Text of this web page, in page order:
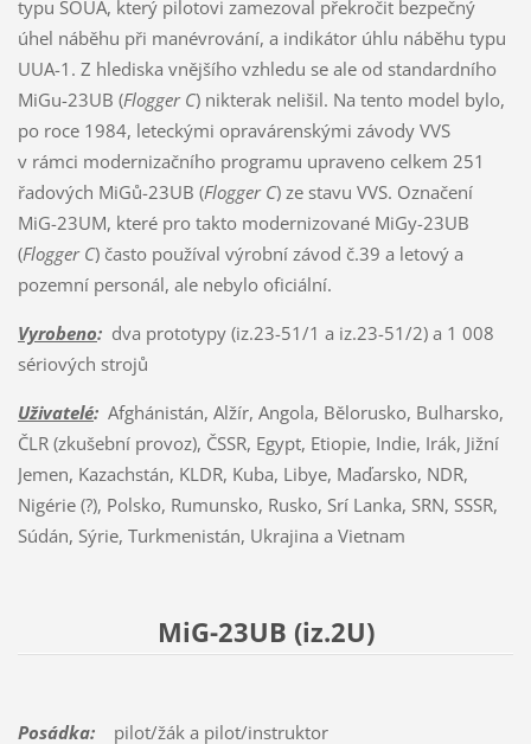
typu SOUA, který pilotovi zamezoval překročit bezpečný
úhel náběhu při manévrování, a indikátor úhlu náběhu typu
UUA-1. Z hlediska vnějšího vzhledu se ale od standardního
MiGu-23UB (Flogger C) nikterak nelišil. Na tento model bylo,
po roce 1984, leteckými opravárenskými závody VVS
v rámci modernizačního programu upraveno celkem 251
řadových MiGů-23UB (Flogger C) ze stavu VVS. Označení
MiG-23UM, které pro takto modernizované MiGy-23UB
(Flogger C) často používal výrobní závod č.39 a letový a
pozemní personál, ale nebylo oficiální.
Vyrobeno:dva prototypy (iz.23-51/1 a iz.23-51/2) a 1 008
sériových strojů
Uživatelé:Afghánistán, Alžír, Angola, Bělorusko, Bulharsko,
ČLR (zkušební provoz), ČSSR, Egypt, Etiopie, Indie, Irák, Jižní
Jemen, Kazachstán, KLDR, Kuba, Libye, Maďarsko, NDR,
Nigérie (?), Polsko, Rumunsko, Rusko, Srí Lanka, SRN, SSSR,
Súdán, Sýrie, Turkmenistán, Ukrajina a Vietnam
MiG-23UB (iz.2U)
Posádka:pilot/žák a pilot/instruktor